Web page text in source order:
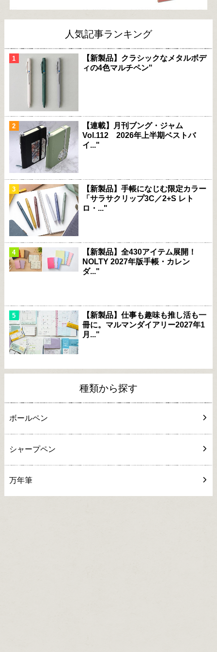
人気記事ランキング
【新製品】クラシックなメタルボデ
ィの4色マルチペン"
【連載】月刊ブング・ジャム
Vol.112 2026年上半期ベストバ
イ..."
【新製品】手帳になじむ限定カラー
「サラサクリップ3C／2+S レト
ロ・..."
【新製品】全430アイテム展開！
NOLTY 2027年版手帳・カレン
ダ..."
【新製品】仕事も趣味も推し活も一
冊に。マルマンダイアリー2027年1
月..."
種類から探す
ボールペン
シャープペン
万年筆